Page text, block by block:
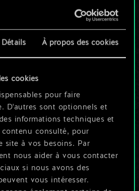
Détails À propos des cookies
cookies
pour faire
D'autres sont optionnels et
informations techniques et
consulté, pour
site à vos besoins. Par
nous aider à vous contacter
si nous avons des
vous intéresser.
l'instant, ce
jeu de
partagé.
peut être
plus !
jeu et créer un guide